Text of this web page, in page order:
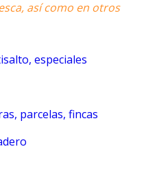
así como en otros
especiales
parcelas, fincas